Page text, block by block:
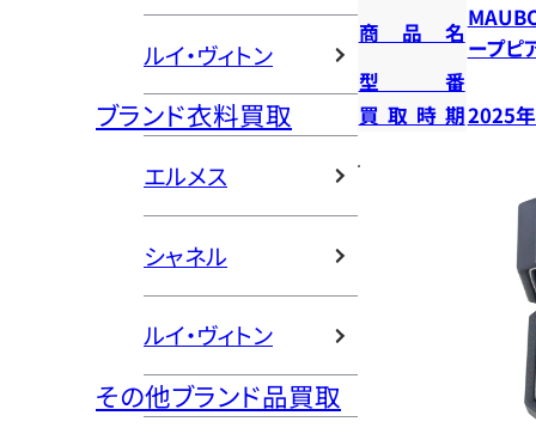
ルイ・ヴィトン
ブランド衣料買取
エルメス
シャネル
ルイ・ヴィトン
その他ブランド品買取
商品名
ープピ
型番
買取時期2025